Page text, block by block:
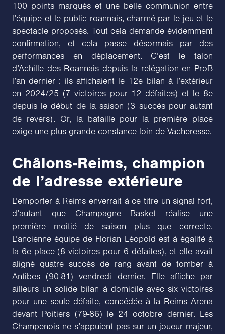
100 points marqués et une belle communion entre
l’équipe et le public roannais, charmé par le jeu et le
spectacle proposés. Tout cela demande évidemment
confirmation, et cela passe désormais par des
performances en déplacement. C’est le talon
d’Achille des Roannais depuis la relégation en ProB
l’an dernier : ils affichaient le 12e bilan à l’extérieur
en 2024/25 (7 victoires pour 12 défaites) et le 8e
depuis le début de la saison (3 succès pour autant
de revers). Or, la bataille pour la première place
exige une plus grande constance loin de Vacheresse.
Châlons-Reims, champion
de l’adresse extérieure
L’emporter à Reims enverrait à ce titre un signal fort,
d’autant que Champagne Basket réalise une
première moitié de saison plus que correcte.
L’ancienne équipe de Florian Léopold est à égalité à
la 6e place (8 victoires pour 6 défaites), et elle avait
aligné quatre succès de rang avant de tomber à
Antibes (90-81) vendredi dernier. Elle affiche par
ailleurs un solide bilan à domicile avec six victoires
pour une seule défaite, concédée à la Reims Arena
devant Poitiers (79-86) le 24 octobre dernier. Les
Champenois ne s’appuient pas sur un joueur majeur,